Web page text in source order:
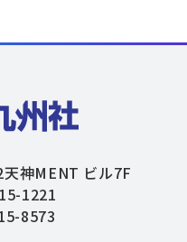
神MENT ビル7F
1221
8573